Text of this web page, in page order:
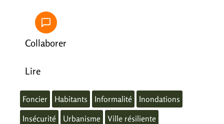
Collaborer
Lire
Foncier Habitants Informalité
Inondations
Insécurité
Urbanisme
Ville résiliente